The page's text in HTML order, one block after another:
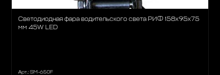
Светодиодная фара водительского света РИФ 158х95х75
мм 45W LED
Арт.: SM-650F